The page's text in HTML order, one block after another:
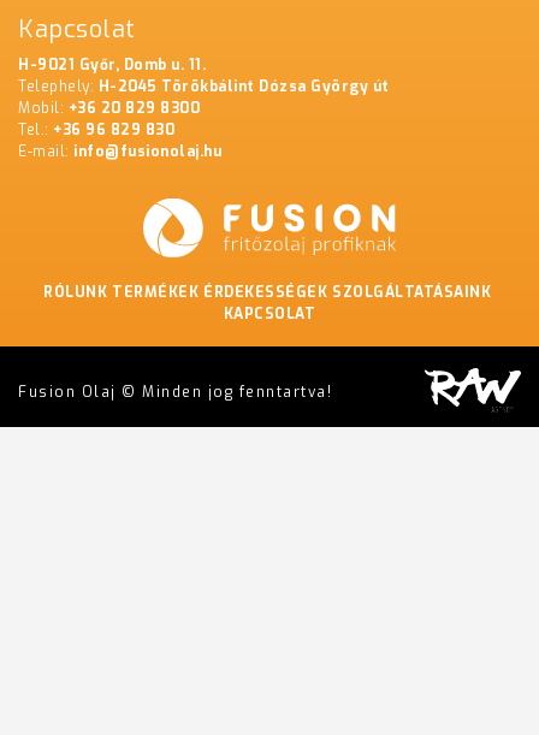
Kapcsolat
H-9021 Győr, Domb u. 11.
Telephely: H-2045 Törökbálint Dózsa György út
Mobil: +36 20 829 8300
Tel.: +36 96 829 830
E-mail: info@fusionolaj.hu
RÓLUNK TERMÉKEK ÉRDEKESSÉGEK SZOLGÁLTATÁSAINK
KAPCSOLAT
Fusion Olaj © Minden jog fenntartva!